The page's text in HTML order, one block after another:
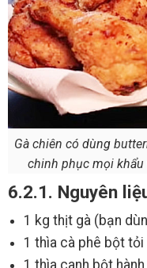
Gà chiên có dùng
chinh phục mọi khẩu
6.2.1. Nguyên
1 kg thịt gà (bạn
1 thìa cà phê bột tỏi